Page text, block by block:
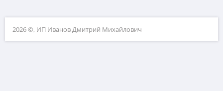
11. Графики функций
2026 ©, ИП Иванов Дмитрий Михайлович